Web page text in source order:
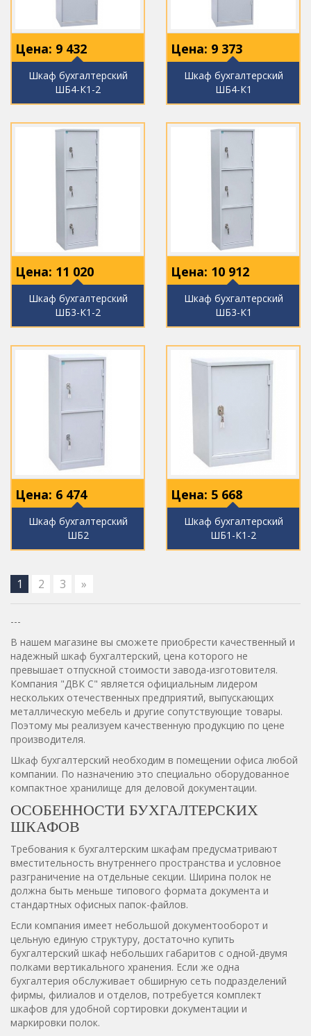
Цена: 9 432
Шкаф бухгалтерский
ШБ4-К1-2
Цена: 9 373
Шкаф бухгалтерский
ШБ4-К1
Цена: 11 020
Шкаф бухгалтерский
ШБ3-К1-2
Цена: 10 912
Шкаф бухгалтерский
ШБ3-К1
Цена: 6 474
Шкаф бухгалтерский
ШБ2
Цена: 5 668
Шкаф бухгалтерский
ШБ1-К1-2
1 2 3 »
---
В нашем магазине вы сможете приобрести качественный и
надежный шкаф бухгалтерский, цена которого не
превышает отпускной стоимости завода-изготовителя.
Компания "ДВК С" является официальным лидером
нескольких отечественных предприятий, выпускающих
металлическую мебель и другие сопутствующие товары.
Поэтому мы реализуем качественную продукцию по цене
производителя.
Шкаф бухгалтерский необходим в помещении офиса любой
компании. По назначению это специально оборудованное
компактное хранилище для деловой документации.
ОСОБЕННОСТИ БУХГАЛТЕРСКИХ
ШКАФОВ
Требования к бухгалтерским шкафам предусматривают
вместительность внутреннего пространства и условное
разграничение на отдельные секции. Ширина полок не
должна быть меньше типового формата документа и
стандартных офисных папок-файлов.
Если компания имеет небольшой документооборот и
цельную единую структуру, достаточно купить
бухгалтерский шкаф небольших габаритов с одной-двумя
полками вертикального хранения. Если же одна
бухгалтерия обслуживает обширную сеть подразделений
фирмы, филиалов и отделов, потребуется комплект
шкафов для удобной сортировки документации и
маркировки полок.